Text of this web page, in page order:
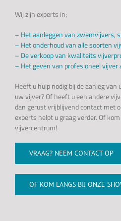
Wij zijn experts in;
– Het aanleggen van zwemvijvers,
– Het onderhoud van alle soorten
– De verkoop van kwaliteits
– Het geven van profesioneel vijver
Heeft u hulp nodig bij de aanleg
uw vijver? Of heeft u een andere
dan gerust vrijblijvend contact met
experts helpt u graag verder. Of
vijvercentrum!
VRAAG? NEEM CONTACT OP
OF KOM LANGS BIJ ONZE